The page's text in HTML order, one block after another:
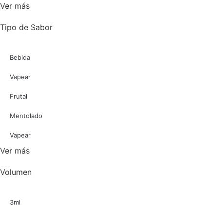
Ver más
Tipo de Sabor
Bebida
Vapear
Frutal
Mentolado
Vapear
Ver más
Volumen
3ml